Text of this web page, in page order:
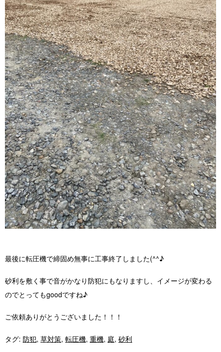
最後に転圧機で締固め無事に工事終了しました(^^♪
砂利を敷く事で音がかなり防犯にもなりますし、イメージが変わる
のでとってもgoodですね♪
ご依頼ありがとうございました！！！
タグ: 防犯, 草対策, 転圧機, 重機, 庭, 砂利